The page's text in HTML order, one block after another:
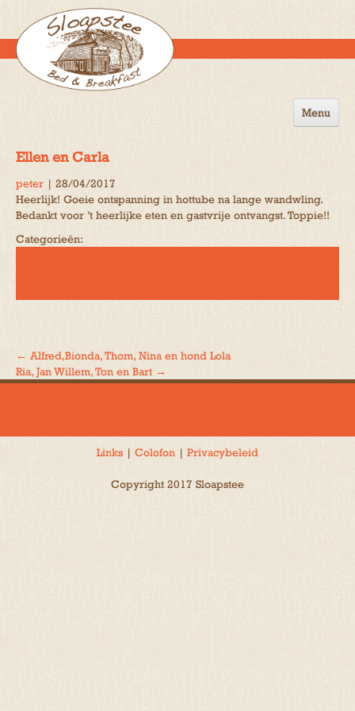
Menu
Omgeving
Reserveren
Ellen en Carla
peter | 28/04/2017
Heerlijk! Goeie ontspanning in hottube na lange wandwling.
Bedankt voor ’t heerlijke eten en gastvrije ontvangst. Toppie!!
Categorieën:
Bericht
← Alfred,Bionda, Thom, Nina en hond Lola
Ria, Jan Willem, Ton en Bart →
Links | Colofon | Privacybeleid
Copyright 2017 Sloapstee